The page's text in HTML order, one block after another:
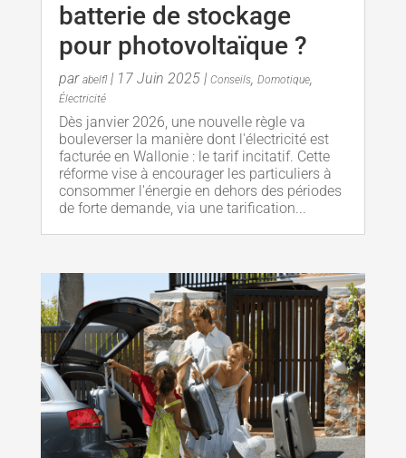
batterie de stockage
pour photovoltaïque ?
par abelfl| 17 Juin 2025| Conseils, Domotique,
Électricité
Dès janvier 2026, une nouvelle règle va
bouleverser la manière dont l'électricité est
facturée en Wallonie : le tarif incitatif. Cette
réforme vise à encourager les particuliers à
consommer l'énergie en dehors des périodes
de forte demande, via une tarification...